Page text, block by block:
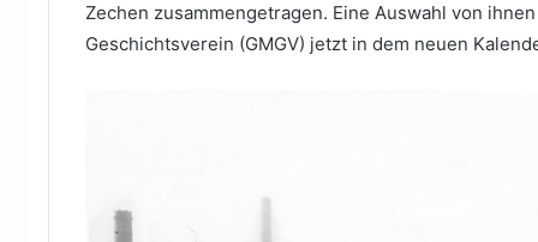
Zechen zusammengetragen. Eine Auswahl von
Geschichtsverein (GMGV) jetzt in dem neuen